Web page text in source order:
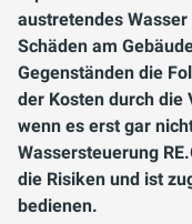
austretendes
Schäden am
Gegenständen die
der Kosten durch die
wenn es erst gar
Wassersteuerung
die Risiken und ist
bedienen.